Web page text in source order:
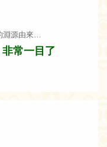
淵源由來…
常一目了